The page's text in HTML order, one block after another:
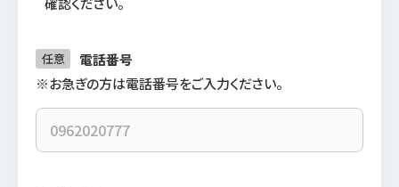
電話番号
任意
※お急ぎの方は電話番号をご入力ください。